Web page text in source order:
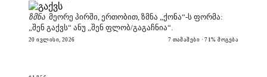
ზმნა მეორე პირში, ერთობით, ზმნა „ქონა“-ს ფორმა:
„შენ გაქვს“ ანუ „შენ ფლობ/გაგაჩნია“.
20 ᲘᲕᲚᲘᲡᲘ, 2026 7 ᲗᲐᲛᲐᲨᲔᲑᲘ · 71% ᲛᲝᲒᲔᲑᲐ